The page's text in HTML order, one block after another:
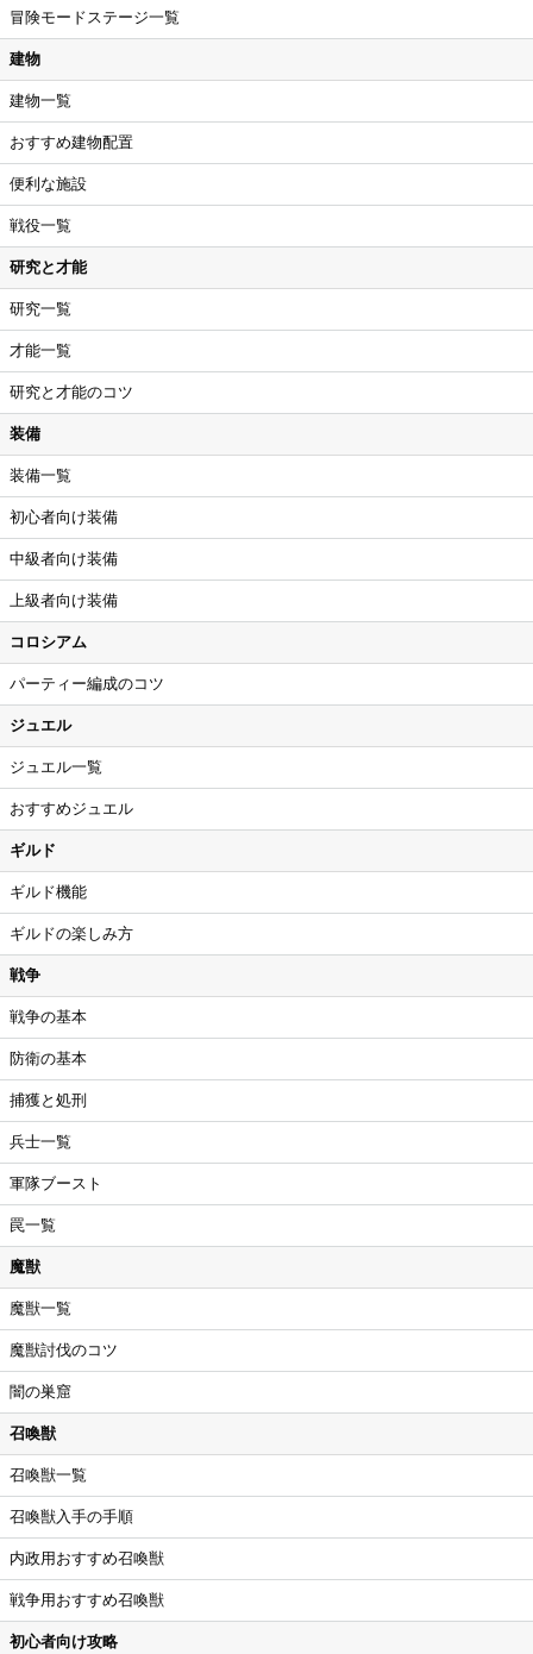
冒険モードステージ一覧
建物
建物一覧
おすすめ建物配置
便利な施設
戦役一覧
研究と才能
研究一覧
才能一覧
研究と才能のコツ
装備
装備一覧
初心者向け装備
中級者向け装備
上級者向け装備
コロシアム
パーティー編成のコツ
ジュエル
ジュエル一覧
おすすめジュエル
ギルド
ギルド機能
ギルドの楽しみ方
戦争
戦争の基本
防衛の基本
捕獲と処刑
兵士一覧
軍隊ブースト
罠一覧
魔獣
魔獣一覧
魔獣討伐のコツ
闇の巣窟
召喚獣
召喚獣一覧
召喚獣入手の手順
内政用おすすめ召喚獣
戦争用おすすめ召喚獣
初心者向け攻略